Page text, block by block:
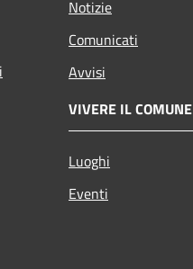
Notizie
Comunicati
Avvisi
VIVERE IL COMUNE
Luoghi
Eventi